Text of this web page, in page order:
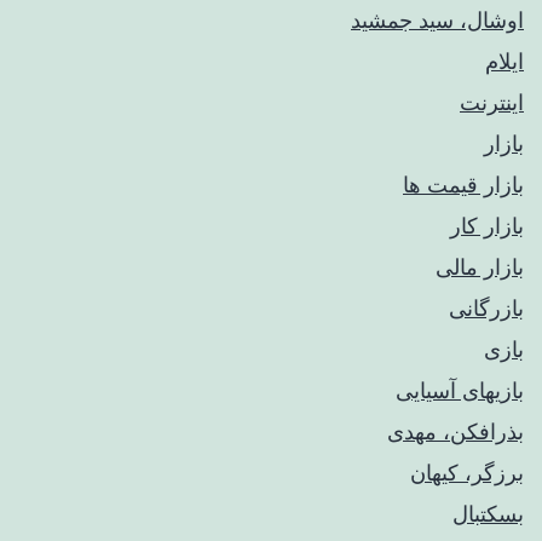
اوشال، سید جمشید
ایلام
اینترنت
بازار
بازار قیمت ها
بازار کار
بازار مالی
بازرگانی
بازی
بازیهای آسیایی
بذرافکن، مهدی
برزگر، کیهان
بسکتبال